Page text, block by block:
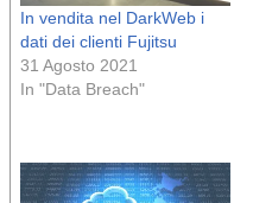
In vendita nel DarkWeb i
dati dei clienti Fujitsu
31 Agosto 2021
In "Data Breach"